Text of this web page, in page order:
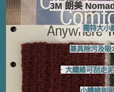
3M 朗美
· 獨特大小
兼具除污及吸
· 大纖維可刮走